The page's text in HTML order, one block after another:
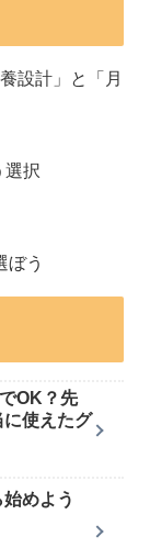
設計」と「月
選択
ぼう
OK？先
使えたグ
めよう